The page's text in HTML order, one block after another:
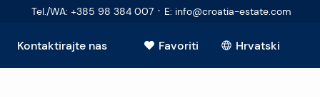
Tel./WA: +385 98 384 007 · E: info@croatia-estate.com
Kontaktirajte nas Favoriti Hrvatski
Vidi sve